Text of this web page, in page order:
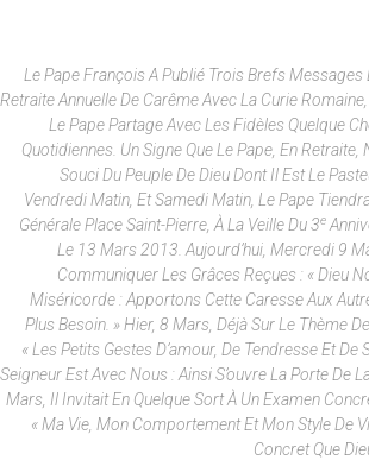
Le Pape François A Publié Trois Brefs Messages
Retraite Annuelle De Carême Avec La Curie
Le Pape Partage Avec Les Fidèles Quelque
Quotidiennes. Un Signe Que Le Pape, En Retraite,
Souci Du Peuple De Dieu Dont Il Est Le
Vendredi Matin, Et Samedi Matin, Le Pape
Générale Place Saint-Pierre, À La Veille Du 3E
Le 13 Mars 2013. Aujourd’hui, Mercredi 9
Communiquer Les Grâces Reçues : « Dieu
Miséricorde : Apportons Cette Caresse Aux
Plus Besoin. » Hier, 8 Mars, Déjà Sur Le Thème
« Les Petits Gestes D’amour, De Tendresse Et De
Seigneur Est Avec Nous : Ainsi S’ouvre La Porte De
Mars, Il Invitait En Quelque Sort À Un Examen
« Ma Vie, Mon Comportement Et Mon Style De
Concret Que